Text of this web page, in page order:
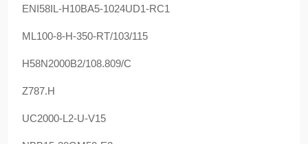
ENI58IL-H10BA5-1024UD1-RC1
ML100-8-H-350-RT/103/115
H58N2000B2/108.809/C
Z787.H
UC2000-L2-U-V15